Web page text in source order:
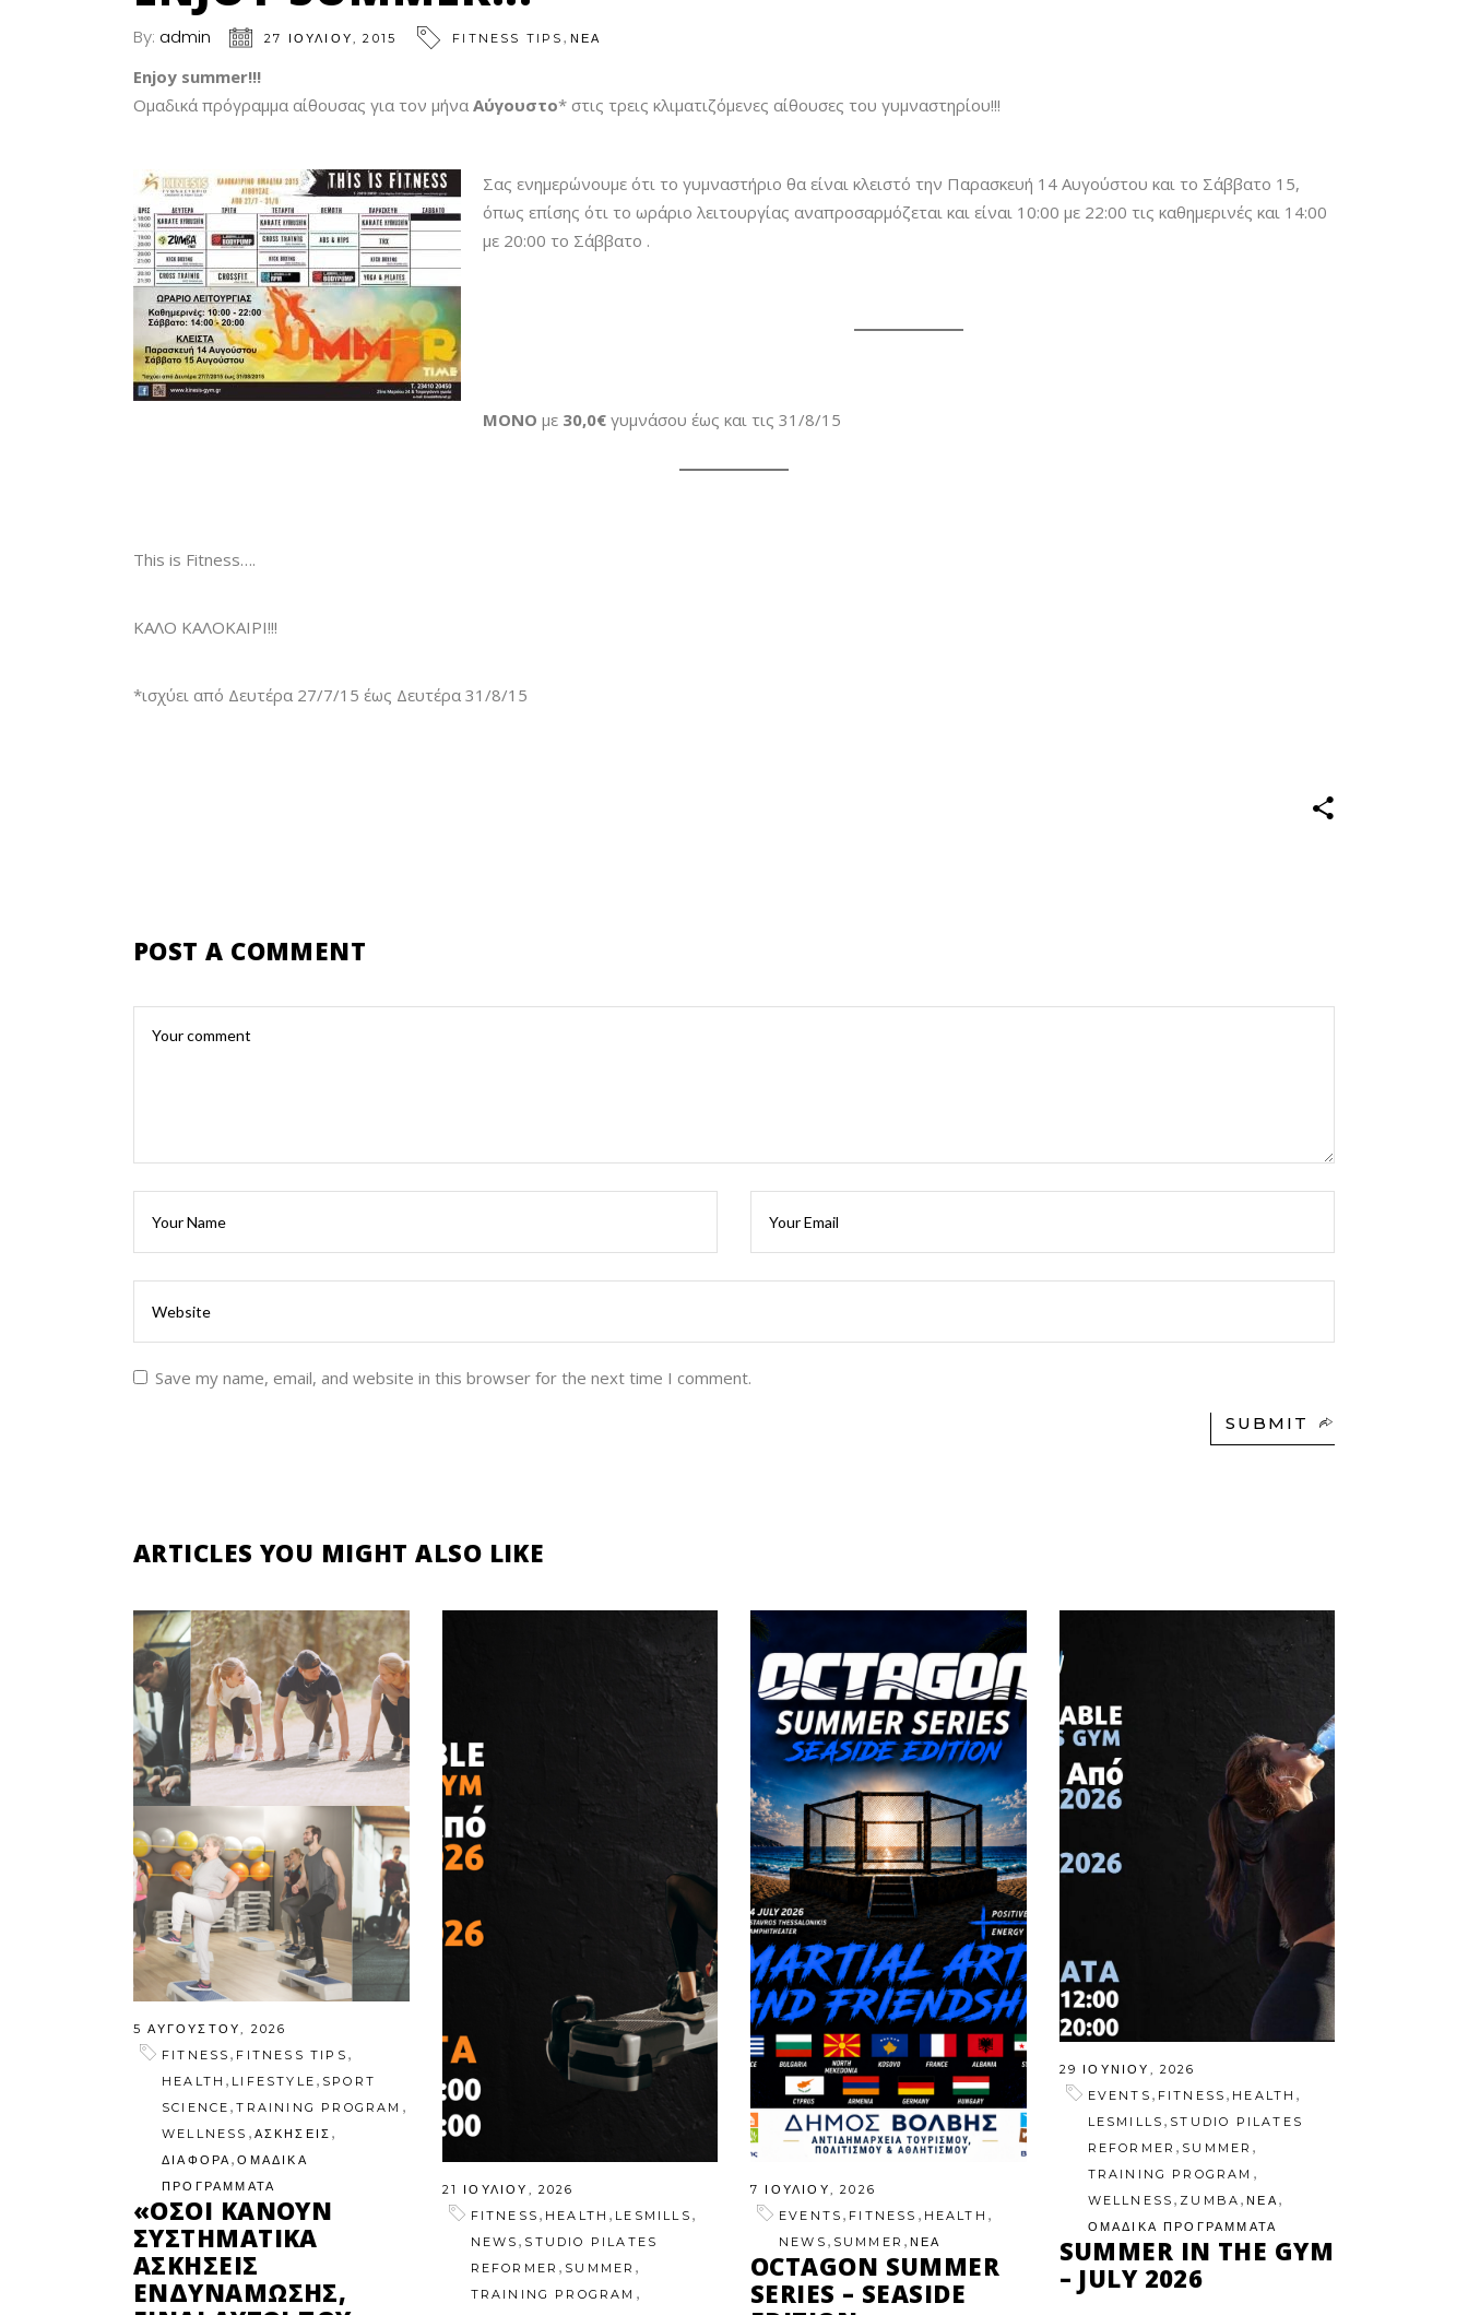
By: admin 27 ΙΟΥΛΊΟΥ, 2015 FITNESS TIPS , ΝΕΑ
Enjoy summer!!!
Ομαδικά πρόγραμμα αίθουσας για τον μήνα Αύγουστο* στις τρεις κλιματιζόμενες αίθουσες του γυμναστηρίου!!!
Σας ενημερώνουμε ότι το γυμναστήριο θα είναι κλειστό την Παρασκευή 14 Αυγούστου και το Σάββατο 15,
όπως επίσης ότι το ωράριο λειτουργίας αναπροσαρμόζεται και είναι 10:00 με 22:00 τις καθημερινές και 14:00
με 20:00 το Σάββατο .
ΜΟΝΟ με 30,0€ γυμνάσου έως και τις 31/8/15
This is Fitness….
ΚΑΛΟ ΚΑΛΟΚΑΙΡΙ!!!
*ισχύει από Δευτέρα 27/7/15 έως Δευτέρα 31/8/15
POST A COMMENT
Save my name, email, and website in this browser for the next time I comment.
SUBMIT
ARTICLES YOU MIGHT ALSO LIKE
5 ΑΥΓΟΎΣΤΟΥ, 2026
FITNESS , FITNESS TIPS ,
HEALTH , LIFESTYLE , SPORT
SCIENCE ,TRAINING PROGRAM ,
WELLNESS , ΑΣΚΗΣΕΙΣ ,
ΔΙΑΦΟΡΑ,ΟΜΑΔΙΚΑ
ΠΡΟΓΡΑΜΜΑΤΑ
«ΌΣΟΙ ΚΆΝΟΥΝ
ΣΥΣΤΗΜΑΤΙΚΆ
ΑΣΚΉΣΕΙΣ
ΕΝΔΥΝΆΜΩΣΗΣ,
21 ΙΟΥΛΊΟΥ, 2026
FITNESS
HEALTH LESMILLS
NEWS
STUDIO PILATES
REFORMER
SUMMER
TRAINING PROGRAM
7 ΙΟΥΛΊΟΥ, 2026
EVENTS
FITNESS HEALTH
NEWS SUMMER ,ΝΕΑ
OCTAGON SUMMER
SERIES – SEASIDE
29 ΙΟΥΝΊΟΥ, 2026
EVENTS
FITNESS HEALTH
LESMILLS
STUDIO PILATES
REFORMER
SUMMER
TRAINING PROGRAM
WELLNESS ZUMBA ,ΝΕΑ
ΟΜΑΔΙΚΑ ΠΡΟΓΡΑΜΜΑΤΑ
SUMMER IN THE GYM
– JULY 2026